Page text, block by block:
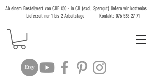
Ab einem Bestellwert von CHF 150.- in CH (excl. Sperrgut) liefern wir kostenlos
Lieferzeit nur 1 bis 2 Arbeitstage Kontakt: 076 538 27 71